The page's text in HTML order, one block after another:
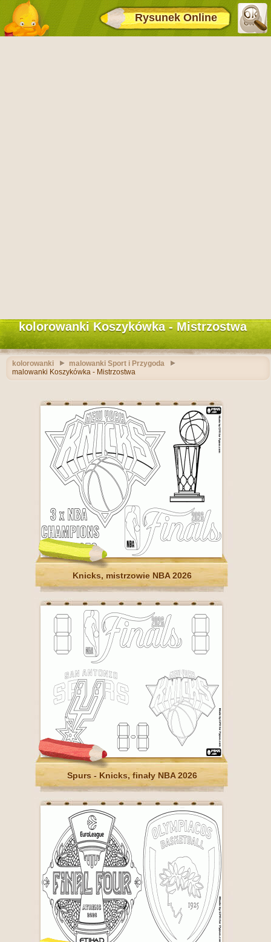
Rysunek Online
kolorowanki Koszykówka - Mistrzostwa
kolorowanki
malowanki Sport i Przygoda
malowanki Koszykówka - Mistrzostwa
Knicks, mistrzowie NBA 2026
Spurs - Knicks, finały NBA 2026